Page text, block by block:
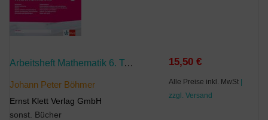
Arbeitsheft Mathematik 6. Teilbarkeit, Winkel Und Kreise, Brüche, Symmetrie Und Abbildungen, Dezimalzahlen Und Größen, Flächen- Und Rauminhalte, Daten Und Zufall
Johann Peter Böhmer
Ernst Klett Verlag GmbH
sonst. Bücher
15,50 €
Alle Preise inkl. MwSt |
zzgl. Versand